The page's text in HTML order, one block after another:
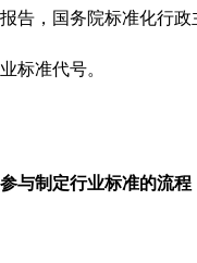
报告，国务院标准化行
业标准代号。
参与制定行业标准的流程